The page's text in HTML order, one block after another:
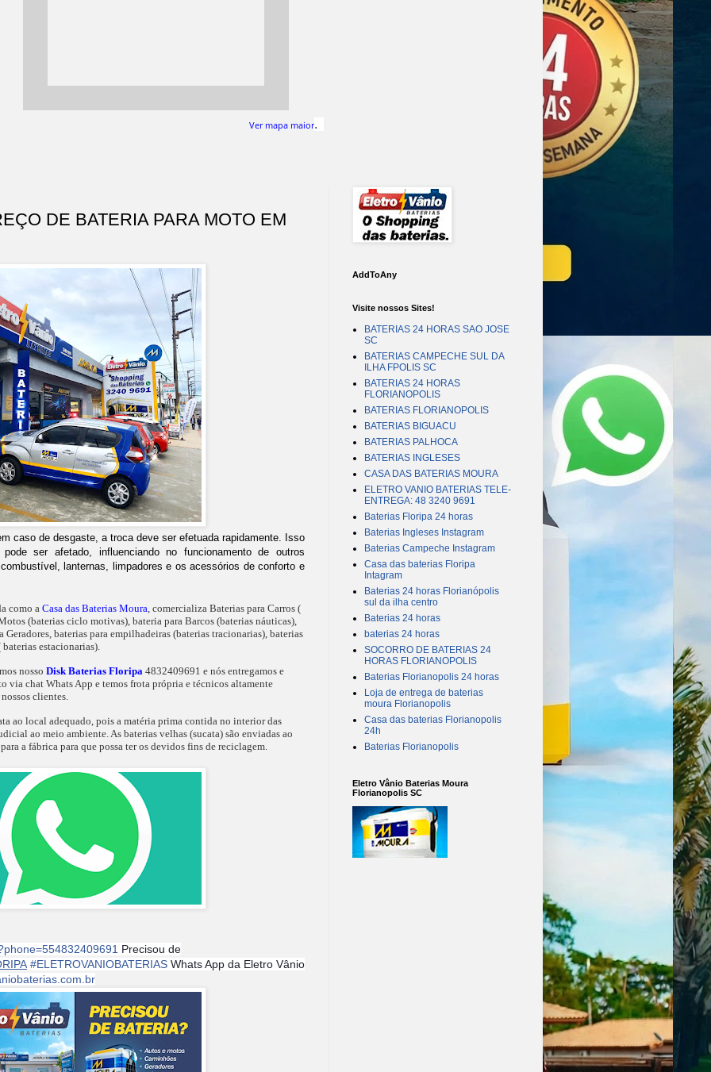
Ver mapa maior.
DE BATERIA PARA MOTO EM
caso de desgaste, a troca deve ser efetuada rapidamente. Isso
ser afetado, influenciando no funcionamento de outros
lanternas, limpadores e os acessórios de conforto e
como a Casa das Baterias Moura , comercializa Baterias para Carros (
(baterias ciclo motivas), bateria para Barcos (baterias náuticas),
Geradores, baterias para empilhadeiras (baterias tracionarias), baterias
estacionarias).
nosso Disk Baterias Floripa 4832409691 e nós entregamos e
via chat Whats App e temos frota própria e técnicos altamente
clientes.
ao local adequado, pois a matéria prima contida no interior das
ao meio ambiente. As baterias velhas (sucata) são enviadas ao
a fábrica para que possa ter os devidos fins de reciclagem.
Precisou de
#ELETROVANIOBATERIAS Whats App da Eletro Vânio
AddToAny
Visite nossos Sites!
BATERIAS 24 HORAS SAO JOSE
SC
BATERIAS CAMPECHE SUL DA
ILHA FPOLIS SC
BATERIAS 24 HORAS
FLORIANOPOLIS
BATERIAS FLORIANOPOLIS
BATERIAS BIGUACU
BATERIAS PALHOCA
BATERIAS INGLESES
CASA DAS BATERIAS MOURA
ELETRO VANIO BATERIAS TELE-
ENTREGA: 48 3240 9691
Baterias Floripa 24 horas
Baterias Ingleses Instagram
Baterias Campeche Instagram
Casa das baterias Floripa
Intagram
Baterias 24 horas Florianópolis
sul da ilha centro
Baterias 24 horas
baterias 24 horas
SOCORRO DE BATERIAS 24
HORAS FLORIANOPOLIS
Baterias Florianopolis 24 horas
Loja de entrega de baterias
moura Florianopolis
Casa das baterias Florianopolis
24h
Baterias Florianopolis
Eletro Vânio Baterias Moura
Florianopolis SC